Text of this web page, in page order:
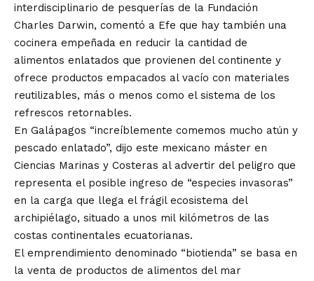
interdisciplinario de pesquerías de la Fundación
Charles Darwin, comentó a Efe que hay también una
cocinera empeñada en reducir la cantidad de
alimentos enlatados que provienen del continente y
ofrece productos empacados al vacío con materiales
reutilizables, más o menos como el sistema de los
refrescos retornables.
En Galápagos “increíblemente comemos mucho atún y
pescado enlatado”, dijo este mexicano máster en
Ciencias Marinas y Costeras al advertir del peligro que
representa el posible ingreso de “especies invasoras”
en la carga que llega el frágil ecosistema del
archipiélago, situado a unos mil kilómetros de las
costas continentales ecuatorianas.
El emprendimiento denominado “biotienda” se basa en
la venta de productos de alimentos del mar